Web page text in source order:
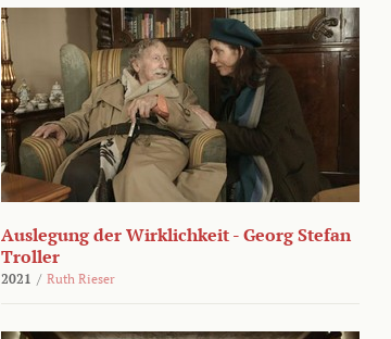
Auslegung der Wirklichkeit - Georg Stefan
Troller
2021 / Ruth Rieser